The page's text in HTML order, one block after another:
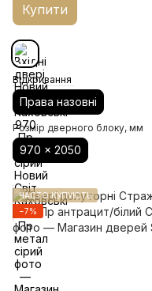
Купити
Відкривання
Права назовні
Розмір дверного блоку, мм
970 x 2050
ЧАСТО КУПУЮТЬ
−7%